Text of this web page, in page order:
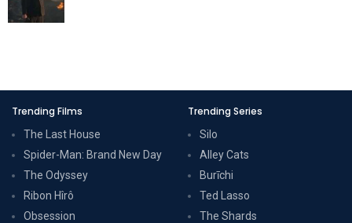
Trending Films
The Last House
Spider-Man: Brand New Day
The Odyssey
Ribon Hîrô
Obsession
Trending Series
Silo
Alley Cats
Burīchi
Ted Lasso
The Shards